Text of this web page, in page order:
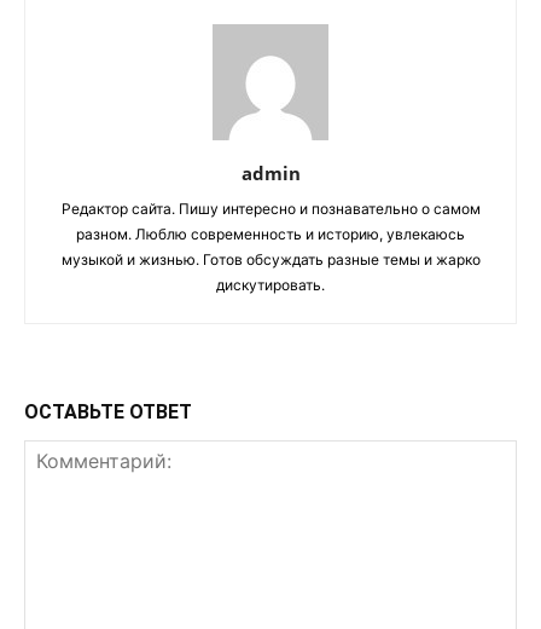
admin
Редактор сайта. Пишу интересно и познавательно о самом
разном. Люблю современность и историю, увлекаюсь
музыкой и жизнью. Готов обсуждать разные темы и жарко
дискутировать.
ОСТАВЬТЕ ОТВЕТ